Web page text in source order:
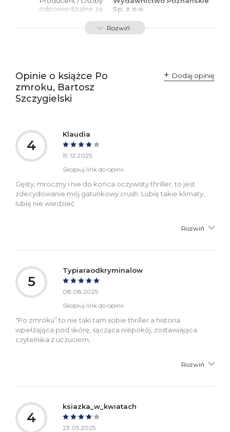
odpowiedzialne za
przepisami:
Sp. z o.o.
61-701 Poznań
Polska
Ostrzeżenia oraz
informacje dotyczące
bezpieczeństwa:
Rozwiń
Opinie o książce Po
zmroku, Bartosz
Szczygielski
Dodaj opinię
4
Klaudia
19.12.2025
Skopiuj link do opinii
Gęsty, mroczny i nie do końca oczywisty thriller, to jest
zdecydowanie mój gatunkowy crush. Lubię takie klimaty,
lubię nie wiedzieć
Rozwiń
5
Typiaraodkryminalow
08.08.2025
Skopiuj link do opinii
"Po zmroku” to nie taki tam sobie thriller a historia
wpełzająca pod skórę, sącząca niepokój, zostawiająca
czytelnika z uczuciem,
Rozwiń
4
ksiazka_w_kwiatach
23.05.2025